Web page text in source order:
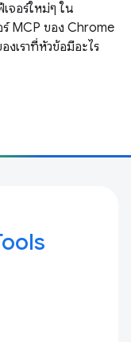
จอร์ใหม่ๆ ใน
MCP ของ Chrome
เราที่หัวข้อมีอะไร